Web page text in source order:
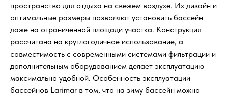
пространство для отдыха на свежем воздухе. Их дизайн и
оптимальные размеры позволяют установить бассейн
даже на ограниченной площади участка. Конструкция
рассчитана на круглогодичное использование, а
совместимость с современными системами фильтрации и
дополнительным оборудованием делает эксплуатацию
максимально удобной. Особенность эксплуатации
бассейнов Larimar в том, что на зиму бассейн можно